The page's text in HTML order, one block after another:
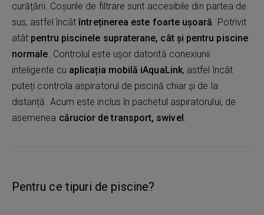
curățării. Coșurile de filtrare sunt accesibile din partea de
sus, astfel încâtîntreținerea este foarte ușoară. Potrivit
atât pentru piscinele supraterane, cât și pentru piscine
normale. Controlul este ușor datorită conexiunii
inteligente cu aplicația mobilă iAquaLink, astfel încât
puteți controla aspiratorul de piscină chiar și de la
distanță. Acum este inclus în pachetul aspiratorului, de
asemenea cărucior de transport, swivel.
Pentru ce tipuri de piscine?